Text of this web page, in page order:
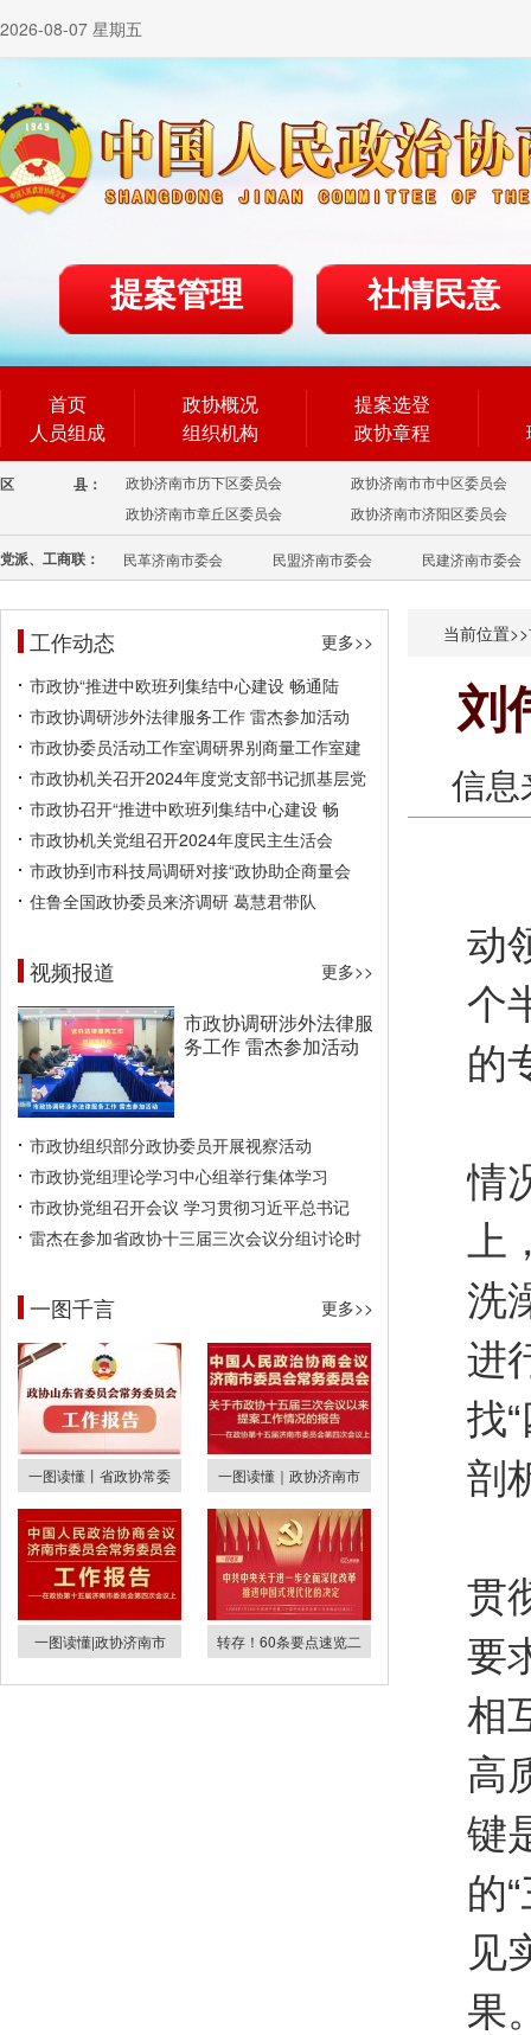
2026-08-07 星期五
提案管理 社情民意
首页
人员组成
政协概况
组织机构
提案选登
政协章程
区 县： 政协济南市历下区委员会
政协济南市市中区委员会
政协济南市章丘区委员会
政协济南市济阳区委员会
党派、工商联： 民革济南市委会 民盟济南市委会 民建济南市委会
工作动态
更多>>
市政协“推进中欧班列集结中心建设 畅通陆
市政协调研涉外法律服务工作 雷杰参加活动
市政协委员活动工作室调研界别商量工作室建
市政协机关召开2024年度党支部书记抓基层党
市政协召开“推进中欧班列集结中心建设 畅
市政协机关党组召开2024年度民主生活会
市政协到市科技局调研对接“政协助企商量会
住鲁全国政协委员来济调研 葛慧君带队
视频报道 更多>>
市政协调研涉外法律服
务工作 雷杰参加活动
市政协组织部分政协委员开展视察活动
市政协党组理论学习中心组举行集体学习
市政协党组召开会议 学习贯彻习近平总书记
雷杰在参加省政协十三届三次会议分组讨论时
一图千言 更多>>
一图读懂丨省政协常委 一图读懂｜政协济南市
一图读懂|政协济南市 转存！60条要点速览二
当前位置>>
刘
信息
动
个
的
情
洗
进
找
剖
贯
要
相
高
键
的
见
果